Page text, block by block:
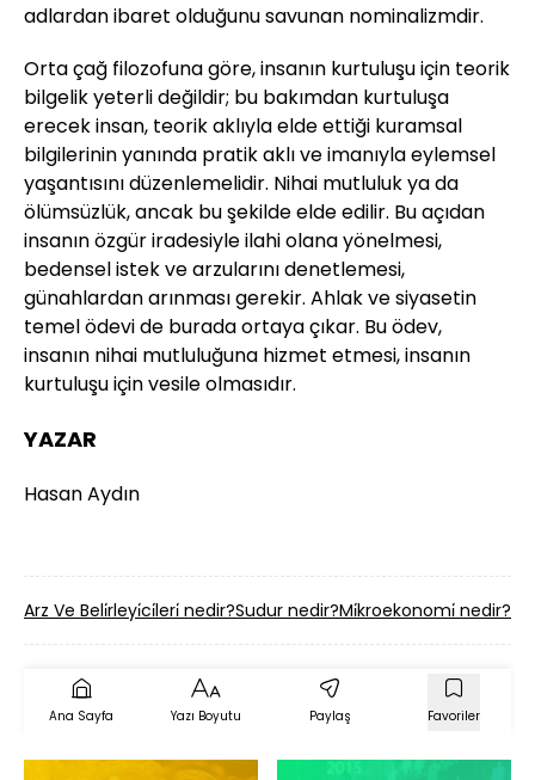
adlardan ibaret olduğunu savunan nominalizmdir.
Orta çağ filozofuna göre, insanın kurtuluşu için teorik
bilgelik yeterli değildir; bu bakımdan kurtuluşa
erecek insan, teorik aklıyla elde ettiği kuramsal
bilgilerinin yanında pratik aklı ve imanıyla eylemsel
yaşantısını düzenlemelidir. Nihai mutluluk ya da
ölümsüzlük, ancak bu şekilde elde edilir. Bu açıdan
insanın özgür iradesiyle ilahi olana yönelmesi,
bedensel istek ve arzularını denetlemesi,
günahlardan arınması gerekir. Ahlak ve siyasetin
temel ödevi de burada ortaya çıkar. Bu ödev,
insanın nihai mutluluğuna hizmet etmesi, insanın
kurtuluşu için vesile olmasıdır.
YAZAR
Hasan Aydın
Arz Ve Beli̇rleyi̇ci̇leri̇ nedir?Sudur nedir?Mi̇kroekonomi̇ nedir?
Ana Sayfa Yazı Boyutu Paylaş Favoriler